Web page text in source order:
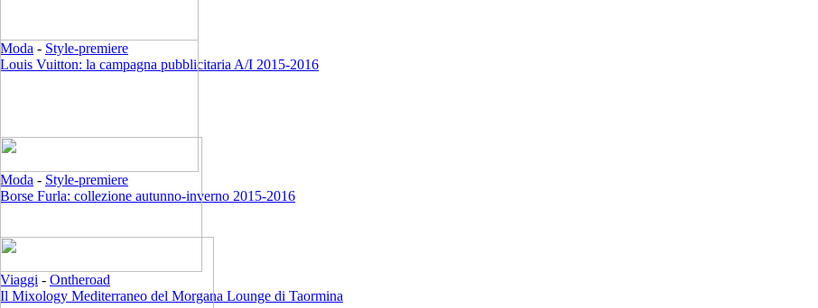
Moda - Style-premiere
Louis Vuitton: la campagna pubblicitaria A/I 2015-2016
Moda - Style-premiere
Borse Furla: collezione autunno-inverno 2015-2016
Viaggi - Ontheroad
Il Mixology Mediterraneo del Morgana Lounge di Taormina